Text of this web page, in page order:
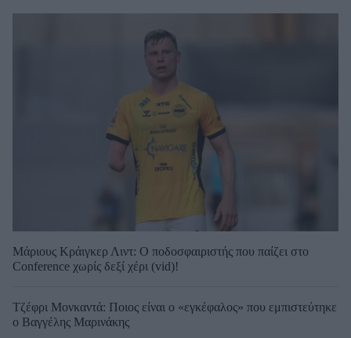
Μάριους Κράιγκερ Λιντ: Ο ποδοσφαιριστής που παίζει στο
Conference χωρίς δεξί χέρι (vid)!
Τζέφρι Μονκαντά: Ποιος είναι ο «εγκέφαλος» που εμπιστεύτηκε
ο Βαγγέλης Μαρινάκης